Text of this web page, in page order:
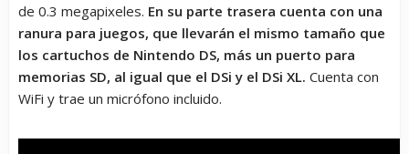
de 0.3 megapixeles. En su parte trasera cuenta con una
ranura para juegos, que llevarán el mismo tamaño que
los cartuchos de Nintendo DS, más un puerto para
memorias SD, al igual que el DSi y el DSi XL. Cuenta con
WiFi y trae un micrófono incluido.